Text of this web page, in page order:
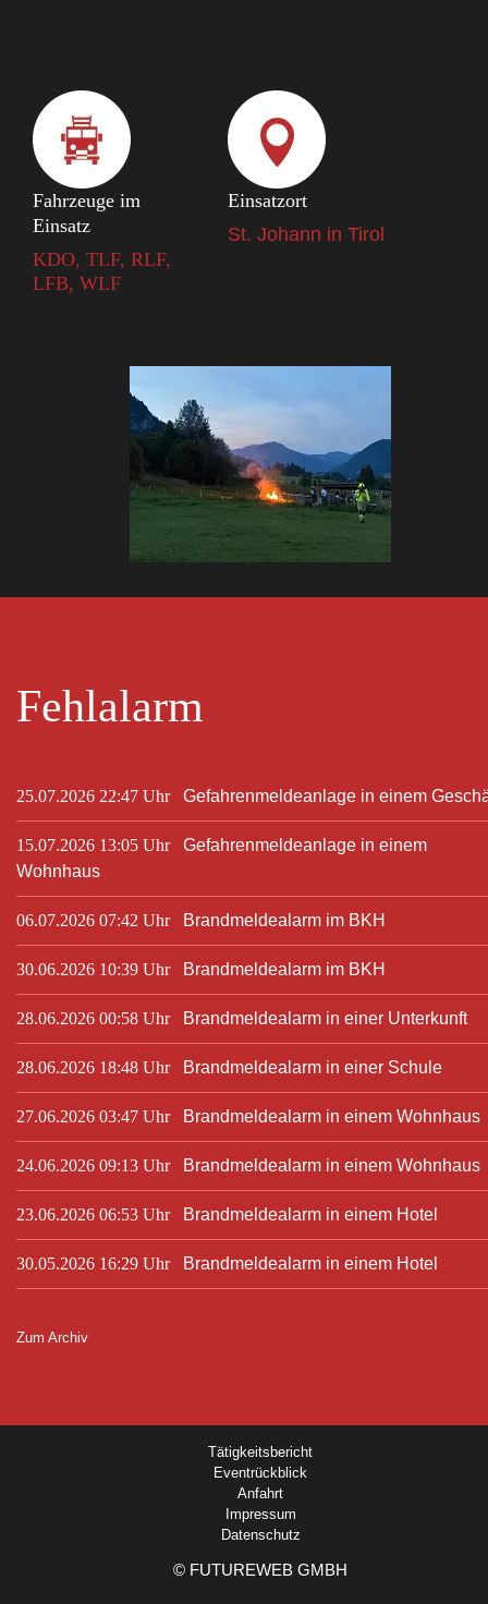
Fahrzeuge im
Einsatz
KDO, TLF, RLF,
LFB, WLF
Einsatzort
St. Johann in Tirol
Fehlalarm
25.07.2026 22:47 Uhr Gefahrenmeldeanlage in einem
15.07.2026 13:05 Uhr
Gefahrenmeldeanlage in einem
Wohnhaus
06.07.2026 07:42 Uhr Brandmeldealarm im BKH
30.06.2026 10:39 Uhr Brandmeldealarm im BKH
28.06.2026 00:58 Uhr Brandmeldealarm in einer Unterkunft
28.06.2026 18:48 Uhr Brandmeldealarm in einer Schule
27.06.2026 03:47 Uhr Brandmeldealarm in einem Wohnhaus
24.06.2026 09:13 Uhr Brandmeldealarm in einem Wohnhaus
23.06.2026 06:53 Uhr Brandmeldealarm in einem Hotel
30.05.2026 16:29 Uhr Brandmeldealarm in einem Hotel
Zum Archiv
Tätigkeitsbericht
Eventrückblick
Anfahrt
Impressum
Datenschutz
© FUTUREWEB GMBH